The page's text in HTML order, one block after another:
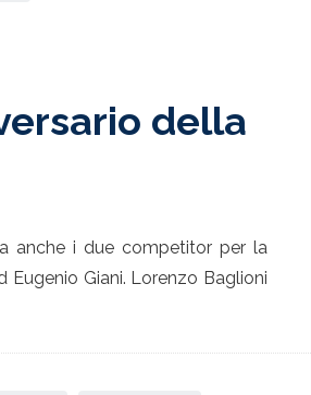
della
anche i due competitor per la
Eugenio Giani. Lorenzo Baglioni